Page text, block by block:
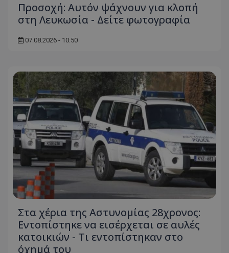
Προσοχή: Αυτόν ψάχνουν για κλοπή
στη Λευκωσία - Δείτε φωτογραφία
07.08.2026 - 10:50
Στα χέρια της Αστυνομίας 28χρονος:
Εντοπίστηκε να εισέρχεται σε αυλές
κατοικιών - Τι εντοπίστηκαν στο
όχημά του